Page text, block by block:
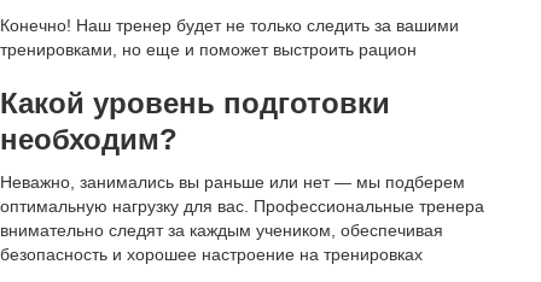
Конечно! Наш тренер будет не только следить за вашими
тренировками, но еще и поможет выстроить рацион
Какой уровень подготовки
необходим?
Неважно, занимались вы раньше или нет — мы подберем
оптимальную нагрузку для вас. Профессиональные тренера
внимательно следят за каждым учеником, обеспечивая
безопасность и хорошее настроение на тренировках